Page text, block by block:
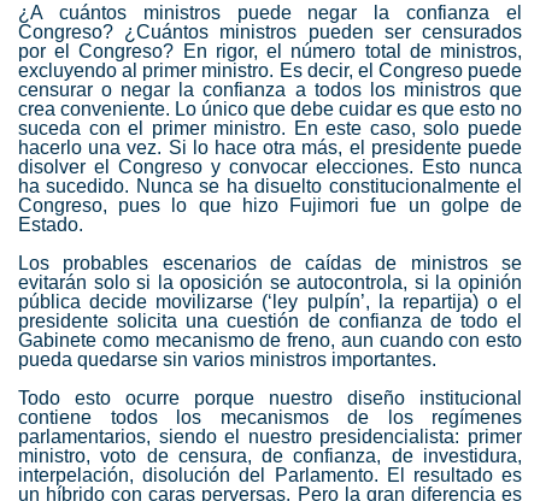
¿A cuántos ministros puede negar la confianza el
Congreso? ¿Cuántos ministros pueden ser censurados
por el Congreso? En rigor, el número total de ministros,
excluyendo al primer ministro. Es decir, el Congreso puede
censurar o negar la confianza a todos los ministros que
crea conveniente. Lo único que debe cuidar es que esto no
suceda con el primer ministro. En este caso, solo puede
hacerlo una vez. Si lo hace otra más, el presidente puede
disolver el Congreso y convocar elecciones. Esto nunca
ha sucedido. Nunca se ha disuelto constitucionalmente el
Congreso, pues lo que hizo Fujimori fue un golpe de
Estado.
Los probables escenarios de caídas de ministros se
evitarán solo si la oposición se autocontrola, si la opinión
pública decide movilizarse (‘ley pulpín’, la repartija) o el
presidente solicita una cuestión de confianza de todo el
Gabinete como mecanismo de freno, aun cuando con esto
pueda quedarse sin varios ministros importantes.
Todo esto ocurre porque nuestro diseño institucional
contiene todos los mecanismos de los regímenes
parlamentarios, siendo el nuestro presidencialista: primer
ministro, voto de censura, de confianza, de investidura,
interpelación, disolución del Parlamento. El resultado es
un híbrido con caras perversas. Pero la gran diferencia es